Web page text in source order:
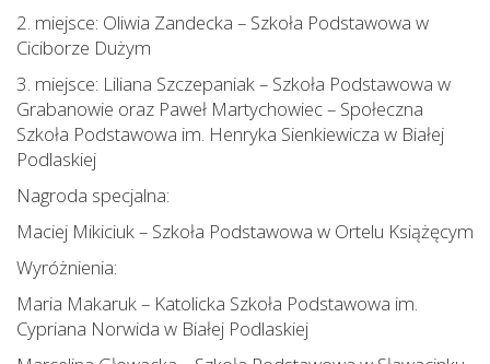
2. miejsce: Oliwia Zandecka – Szkoła Podstawowa w
Ciciborze Dużym
3. miejsce: Liliana Szczepaniak – Szkoła Podstawowa w
Grabanowie oraz Paweł Martychowiec – Społeczna
Szkoła Podstawowa im. Henryka Sienkiewicza w Białej
Podlaskiej
Nagroda specjalna:
Maciej Mikiciuk – Szkoła Podstawowa w Ortelu Książęcym
Wyróżnienia:
Maria Makaruk – Katolicka Szkoła Podstawowa im.
Cypriana Norwida w Białej Podlaskiej